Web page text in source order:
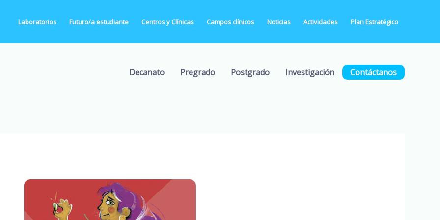
Laboratorios Futuro/a estudiante Centros y Clínicas Campos clínicos Noticias Actividades Plan Estratégico
Decanato Pregrado Postgrado Investigación Contáctanos